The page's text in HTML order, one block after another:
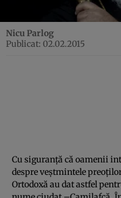
Nicu Parlog
Publicat: 02.02.2015
Cu siguranţă că oamenii
despre veştmintele
Ortodoxă au dat astfel